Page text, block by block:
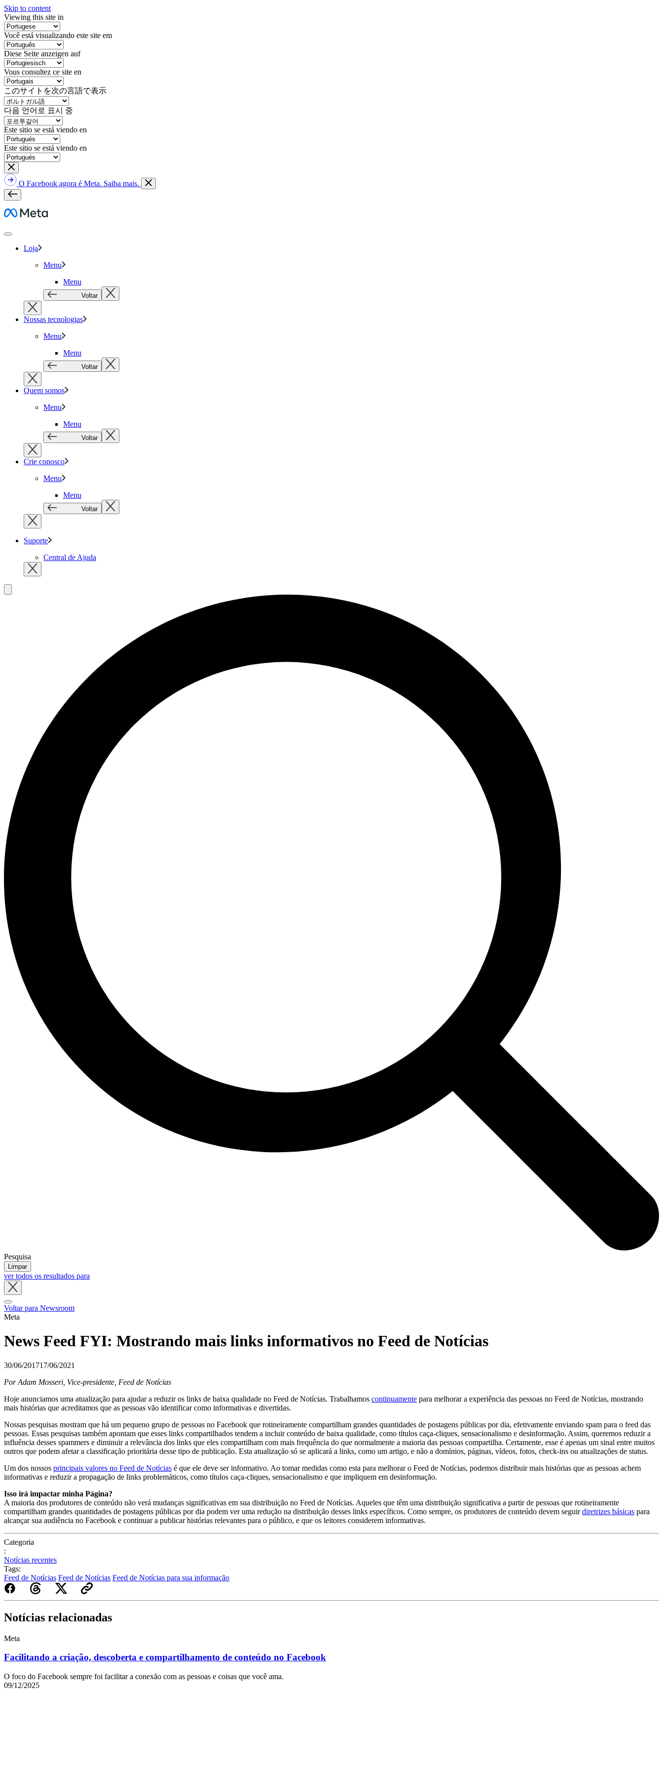
Skip to content
Viewing this site in
Você está visualizando este site em
Diese Seite anzeigen auf
Vous consultez ce site en
このサイトを次の言語で表示
다음 언어로 표시 중
Este sitio se está viendo en
Este sitio se está viendo en
O Facebook agora é Meta. Saiba mais.
Meta
Loja
Menu
Menu
Voltar
Nossas tecnologias
Menu
Menu
Voltar
Quem somos
Menu
Menu
Voltar
Crie conosco
Menu
Menu
Voltar
Suporte
Central de Ajuda
Pesquisa
Limpar
ver todos os resultados para
tray
Voltar para Newsroom
Meta
News Feed FYI: Mostrando mais links informativos no Feed de Notícias
30/06/201717/06/2021
Por Adam Mosseri, Vice-presidente, Feed de Notícias
Hoje anunciamos uma atualização para ajudar a reduzir os links de baixa qualidade no Feed de Notícias. Trabalhamos continuamente para melhorar a experiência das pessoas no Feed de Notícias, mostrando
mais histórias que acreditamos que as pessoas vão identificar como informativas e divertidas.
Nossas pesquisas mostram que há um pequeno grupo de pessoas no Facebook que rotineiramente compartilham grandes quantidades de postagens públicas por dia, efetivamente enviando spam para o feed das
pessoas. Essas pesquisas também apontam que esses links compartilhados tendem a incluir conteúdo de baixa qualidade, como títulos caça-cliques, sensacionalismo e desinformação. Assim, queremos reduzir a
influência desses spammers e diminuir a relevância dos links que eles compartilham com mais frequência do que normalmente a maioria das pessoas compartilha. Certamente, esse é apenas um sinal entre muitos
outros que podem afetar a classificação prioritária desse tipo de publicação. Esta atualização só se aplicará a links, como um artigo, e não a domínios, páginas, vídeos, fotos, check-ins ou atualizações de status.
Um dos nossos principais valores no Feed de Notícias é que ele deve ser informativo. Ao tomar medidas como esta para melhorar o Feed de Notícias, podemos distribuir mais histórias que as pessoas achem
informativas e reduzir a propagação de links problemáticos, como títulos caça-cliques, sensacionalismo e que impliquem em desinformação.
Isso irá impactar minha Página?
A maioria dos produtores de conteúdo não verá mudanças significativas em sua distribuição no Feed de Notícias. Aqueles que têm uma distribuição significativa a partir de pessoas que rotineiramente
compartilham grandes quantidades de postagens públicas por dia podem ver uma redução na distribuição desses links específicos. Como sempre, os produtores de conteúdo devem seguirdiretrizes básicas para
alcançar sua audiência no Facebook e continuar a publicar histórias relevantes para o público, e que os leitores considerem informativas.
Categoria
:
Notícias recentes
Tags:
Feed de Notícias Feed de Notícias Feed de Notícias para sua informação
Notícias relacionadas
Meta
Facilitando a criação, descoberta e compartilhamento de conteúdo no Facebook
O foco do Facebook sempre foi facilitar a conexão com as pessoas e coisas que você ama.
09/12/2025